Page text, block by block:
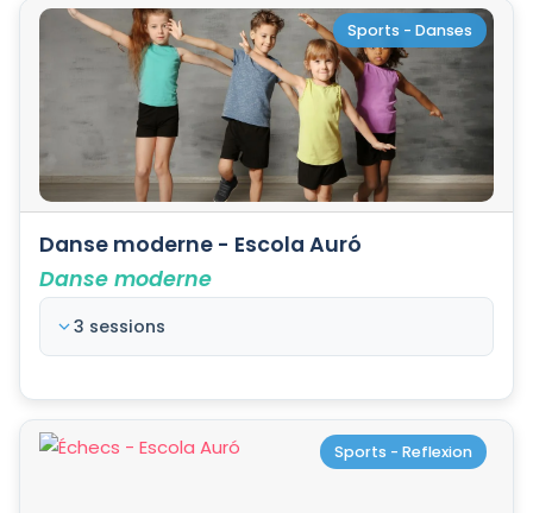
Sports - Danses
Danse moderne - Escola Auró
Danse moderne
3 sessions
Sports - Reflexion